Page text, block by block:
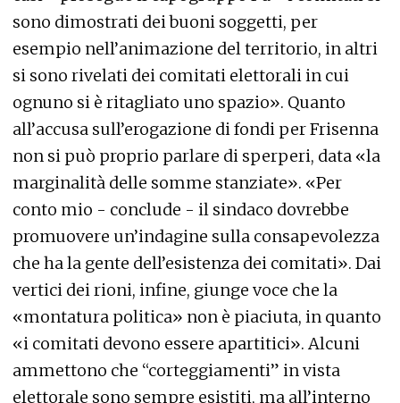
sono dimostrati dei buoni soggetti, per
esempio nell’animazione del territorio, in altri
si sono rivelati dei comitati elettorali in cui
ognuno si è ritagliato uno spazio». Quanto
all’accusa sull’erogazione di fondi per Frisenna
non si può proprio parlare di sperperi, data «la
marginalità delle somme stanziate». «Per
conto mio - conclude - il sindaco dovrebbe
promuovere un’indagine sulla consapevolezza
che ha la gente dell’esistenza dei comitati». Dai
vertici dei rioni, infine, giunge voce che la
«montatura politica» non è piaciuta, in quanto
«i comitati devono essere apartitici». Alcuni
ammettono che “corteggiamenti” in vista
elettorale sono sempre esistiti, ma all’interno